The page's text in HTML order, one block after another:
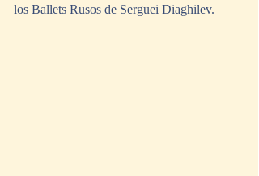
los Ballets Rusos de Serguei Diaghilev.